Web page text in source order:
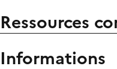
Ressources
Informations